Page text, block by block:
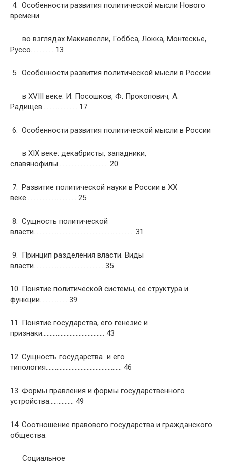
4. Особенности развития политической мысли Нового
времени
во взглядах Макиавелли, Гоббса, Локка, Монтескье,
Руссо…………… 13
5. Особенности развития политической мысли в России
в ХVIII веке: И. Посошков, Ф. Прокопович, А.
Радищев………………….. 17
6. Особенности развития политической мысли в России
в ХIХ веке: декабристы, западники,
славянофилы…………………………… 20
7. Развитие политической науки в России в ХХ
веке…………………………… 25
8. Сущность политической
власти………………………………………………………… 31
9. Принцип разделения власти. Виды
власти………………………………………. 35
10. Понятие политической системы, ее структура и
функции……………… 39
11. Понятие государства, его генезис и
признаки………………………………….. 43
12. Сущность государства и его
типология………………………………………….. 46
13. Формы правления и формы государственного
устройства……………. 49
14. Соотношение правового государства и гражданского
общества.
Социальное